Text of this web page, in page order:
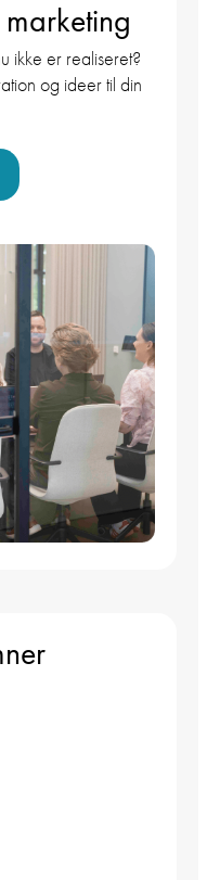
ikke er realiseret?
og ideer til din